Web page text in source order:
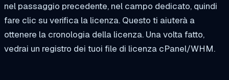
nel passaggio precedente, nel campo dedicato, quindi
fare clic su verifica la licenza. Questo ti aiuterà a
ottenere la cronologia della licenza. Una volta fatto,
vedrai un registro dei tuoi file di licenza cPanel/WHM.